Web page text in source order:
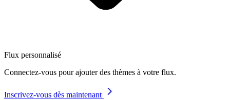
Flux personnalisé
Connectez-vous pour ajouter des thèmes à votre flux.
Inscrivez-vous dès maintenant